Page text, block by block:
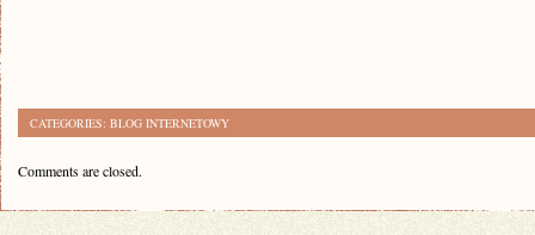
CATEGORIES: BLOG INTERNETOWY
Comments are closed.